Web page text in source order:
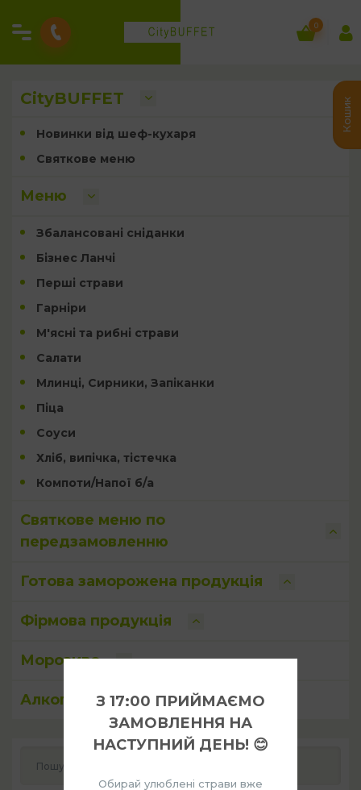
З 17:00 ПРИЙМАЄМО
ЗАМОВЛЕННЯ НА
НАСТУПНИЙ ДЕНЬ! 😊
Обирай улюблені страви вже
0
Кошик
CityBUFFET
Новинки від шеф-кухаря
Святкове меню
Меню
Збалансовані сніданки
Бізнес Ланчі
Перші страви
Гарніри
М'ясні та рибні страви
Салати
Млинці, Сирники, Запіканки
Піца
Соуси
Хліб, випічка, тістечка
Компоти/Напої б/а
Святкове меню по
передзамовленню
Готова заморожена продукція
Фірмова продукція
Морозиво
Алкоголь
Пошук по меню